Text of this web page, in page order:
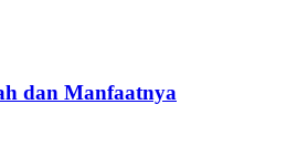
dan Manfaatnya